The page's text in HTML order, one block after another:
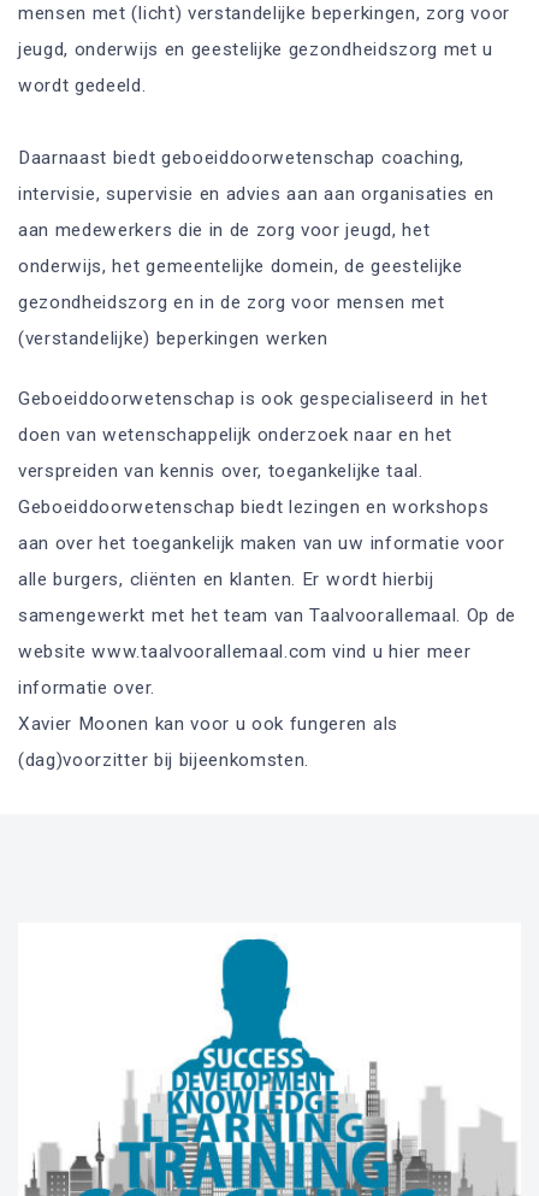
mensen met (licht) verstandelijke beperkingen, zorg voor
jeugd, onderwijs en geestelijke gezondheidszorg met u
wordt gedeeld.
Daarnaast biedt geboeiddoorwetenschap coaching,
intervisie, supervisie en advies aan aan organisaties en
aan medewerkers die in de zorg voor jeugd, het
onderwijs, het gemeentelijke domein, de geestelijke
gezondheidszorg en in de zorg voor mensen met
(verstandelijke) beperkingen werken
Geboeiddoorwetenschap is ook gespecialiseerd in het
doen van wetenschappelijk onderzoek naar en het
verspreiden van kennis over, toegankelijke taal.
Geboeiddoorwetenschap biedt lezingen en workshops
aan over het toegankelijk maken van uw informatie voor
alle burgers, cliënten en klanten. Er wordt hierbij
samengewerkt met het team van Taalvoorallemaal. Op de
website www.taalvoorallemaal.com vind u hier meer
informatie over.
Xavier Moonen kan voor u ook fungeren als
(dag)voorzitter bij bijeenkomsten.